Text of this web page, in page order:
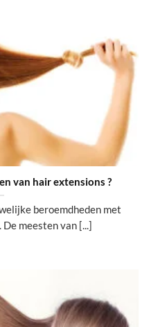
van hair extensions ?
beroemdheden met
meesten van [...]